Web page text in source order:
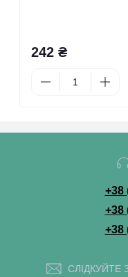
242 ₴
+38
+38
+38
СЛІДКУЙТЕ